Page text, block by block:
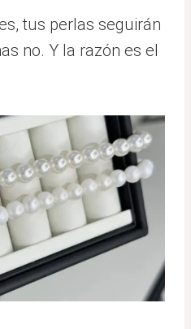
tus perlas seguirán
no. Y la razón es el